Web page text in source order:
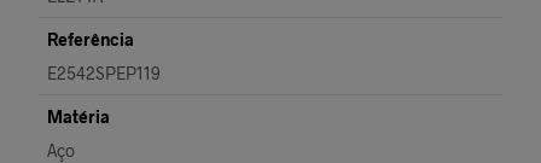
Referência
E2542SPEP119
Matéria
Aço